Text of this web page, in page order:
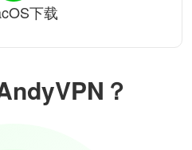
？
下载